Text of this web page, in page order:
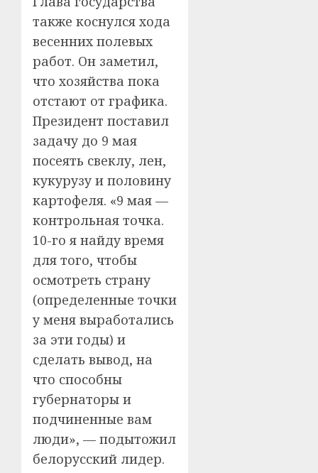
также коснулся хода
весенних полевых
работ. Он заметил,
что хозяйства пока
отстают от графика.
Президент поставил
задачу до 9 мая
посеять свеклу, лен,
кукурузу и половину
картофеля. «9 мая —
контрольная точка.
10-го я найду время
для того, чтобы
осмотреть страну
(определенные точки
у меня выработались
за эти годы) и
сделать вывод, на
что способны
губернаторы и
подчиненные вам
люди», — подытожил
белорусский лидер.